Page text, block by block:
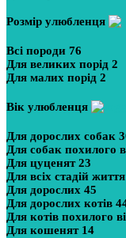
Розмір улюбленця
Всі породи 76
Для великих порід 2
Для малих порід 2
Вік улюбленця
Для дорослих собак
Для собак похилого
Для цуценят23
Для всіх стадій життя
Для дорослих 45
Для дорослих котів
Для котів похилого
Для кошенят 14